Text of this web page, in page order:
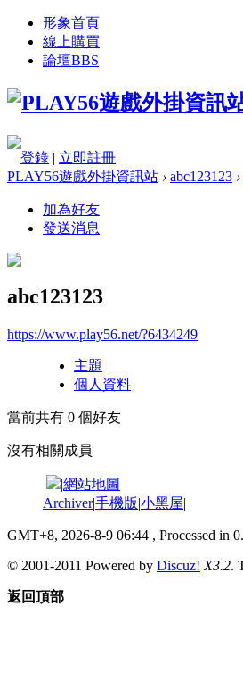
形象首頁
線上購買
論壇BBS
登錄 | 立即註冊
PLAY56遊戲外掛資訊站 › abc123123 ›
加為好友
發送消息
abc123123
https://www.play56.net/?6434249
主題
個人資料
當前共有 0 個好友
沒有相關成員
|網站地圖
Archiver|手機版|小黑屋|
GMT+8, 2026-8-9 06:44 , Processed in
© 2001-2011 Powered by Discuz! X3.2.
返回頂部